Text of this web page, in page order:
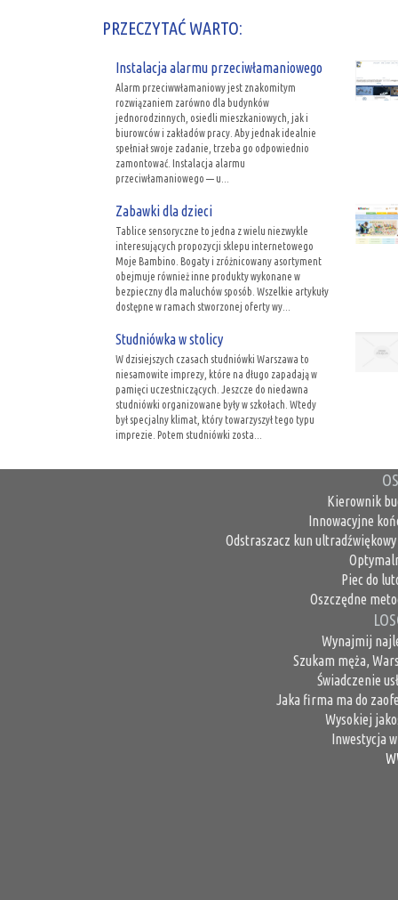
PRZECZYTAĆ WARTO:
Instalacja alarmu przeciwłamaniowego
Alarm przeciwwłamaniowy jest znakomitym
rozwiązaniem zarówno dla budynków
jednorodzinnych, osiedli mieszkaniowych, jak i
biurowców i zakładów pracy. Aby jednak idealnie
spełniał swoje zadanie, trzeba go odpowiednio
zamontować. Instalacja alarmu
przeciwłamaniowego — u...
Zabawki dla dzieci
Tablice sensoryczne to jedna z wielu niezwykle
interesujących propozycji sklepu internetowego
Moje Bambino. Bogaty i zróżnicowany asortyment
obejmuje również inne produkty wykonane w
bezpieczny dla maluchów sposób. Wszelkie artykuły
dostępne w ramach stworzonej oferty wy...
Studniówka w stolicy
W dzisiejszych czasach studniówki Warszawa to
niesamowite imprezy, które na długo zapadają w
pamięci uczestniczących. Jeszcze do niedawna
studniówki organizowane były w szkołach. Wtedy
był specjalny klimat, który towarzyszył tego typu
imprezie. Potem studniówki zosta...
Kierownik
Innowacyjne
Odstraszacz kun
Piec do
Oszczędne
Wynajmij
Szukam męża,
Świadczenie
Jaka firma ma do
Wysokiej
Inwestycja